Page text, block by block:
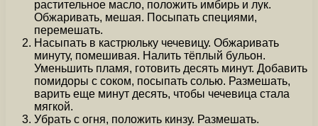
растительное масло, положить имбирь и лук.
Обжаривать, мешая. Посыпать специями,
перемешать.
Насыпать в кастрюльку чечевицу. Обжаривать
минуту, помешивая. Налить тёплый бульон.
Уменьшить пламя, готовить десять минут. Добавить
помидоры с соком, посыпать солью. Размешать,
варить еще минут десять, чтобы чечевица стала
мягкой.
Убрать с огня, положить кинзу. Размешать.